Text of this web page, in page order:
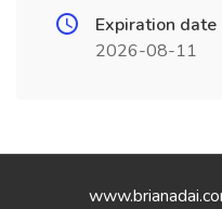
Expiration date
2026-08-11